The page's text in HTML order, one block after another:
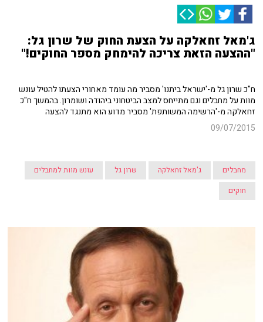
ג'מאל זחאלקה על הצעת החוק של שרון גל:
"ההצעה הזאת צריכה להימחק מספר החוקים!"
ח"כ שרון גל מ-'ישראל ביתנו' מסביר מה עומד מאחורי הצעתו להטיל עונש
מוות על מחבלים וגם מתייחס למצב הביטחוני ביהודה ושומרון. בהמשך ח"כ
זחאלקה מ-'הרשימה המשותפת' מסביר מדוע הוא מתנגד להצעה
09/07/2015
מחבלים ג'מאל זחאלקה שרון גל
עונש מוות למחבלים
חוקים